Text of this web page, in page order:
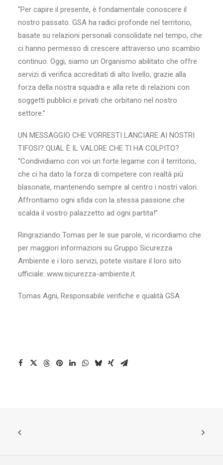
“Per capire il presente, è fondamentale conoscere il
nostro passato. GSA ha radici profonde nel territorio,
basate su relazioni personali consolidate nel tempo, che
ci hanno permesso di crescere attraverso uno scambio
continuo. Oggi, siamo un Organismo abilitato che offre
servizi di verifica accreditati di alto livello, grazie alla
forza della nostra squadra e alla rete di relazioni con
soggetti pubblici e privati che orbitano nel nostro
settore.”
UN MESSAGGIO CHE VORRESTI LANCIARE AI NOSTRI
TIFOSI? QUAL È IL VALORE CHE TI HA COLPITO?
“Condividiamo con voi un forte legame con il territorio,
che ci ha dato la forza di competere con realtà più
blasonate, mantenendo sempre al centro i nostri valori.
Affrontiamo ogni sfida con la stessa passione che
scalda il vostro palazzetto ad ogni partita!”
Ringraziando Tomas per le sue parole, vi ricordiamo che
per maggiori informazioni su Gruppo Sicurezza
Ambiente e i loro servizi, potete visitare il loro sito
ufficiale: www.sicurezza-ambiente.it.
Tomas Agni, Responsabile verifiche e qualità GSA